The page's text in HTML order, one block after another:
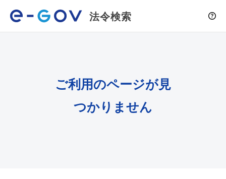
法令検索
ご利用のページが見
つかりません